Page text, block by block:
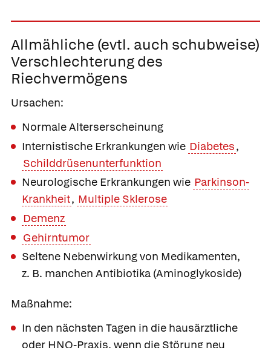
Allmähliche (evtl. auch schubweise)
Verschlechterung des
Riechvermögens
Ursachen:
Normale Alterserscheinung
Internistische Erkrankungen wie Diabetes,
Schilddrüsenunterfunktion
Neurologische Erkrankungen wie Parkinson-
Krankheit, Multiple Sklerose
Demenz
Gehirntumor
Seltene Nebenwirkung von Medikamenten,
z. B. manchen Antibiotika (Aminoglykoside)
Maßnahme:
In den nächsten Tagen in die hausärztliche
oder HNO-Praxis, wenn die Störung neu